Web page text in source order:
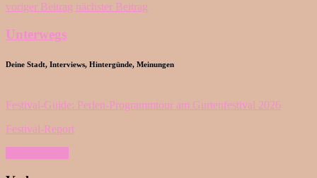
voriger Beitrag nächster Beitrag
Unterwegs
Deine Stadt, Interviews, Hintergünde, Meinungen
Festival-Guide: Perlen-Programmtour am Gurtenfestival 2026
Festival-Report